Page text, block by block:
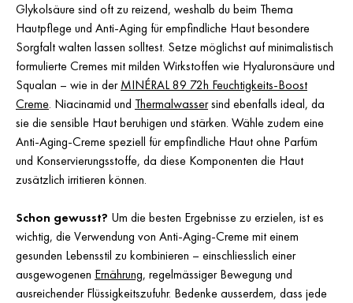
Glykolsäure sind oft zu reizend, weshalb du beim Thema
Hautpflege und Anti-Aging für empfindliche Haut besondere
Sorgfalt walten lassen solltest. Setze möglichst auf minimalistisch
formulierte Cremes mit milden Wirkstoffen wie Hyaluronsäure und
Squalan – wie in derMINÉRAL 89 72h Feuchtigkeits-Boost
Creme. Niacinamid und Thermalwassersind ebenfalls ideal, da
sie die sensible Haut beruhigen und stärken. Wähle zudem eine
Anti-Aging-Creme speziell für empfindliche Haut ohne Parfüm
und Konservierungsstoffe, da diese Komponenten die Haut
zusätzlich irritieren können.
Schon gewusst? Um die besten Ergebnisse zu erzielen, ist es
wichtig, die Verwendung von Anti-Aging-Creme mit einem
gesunden Lebensstil zu kombinieren – einschliesslich einer
ausgewogenen Ernährung, regelmässiger Bewegung und
ausreichender Flüssigkeitszufuhr. Bedenke ausserdem, dass jede